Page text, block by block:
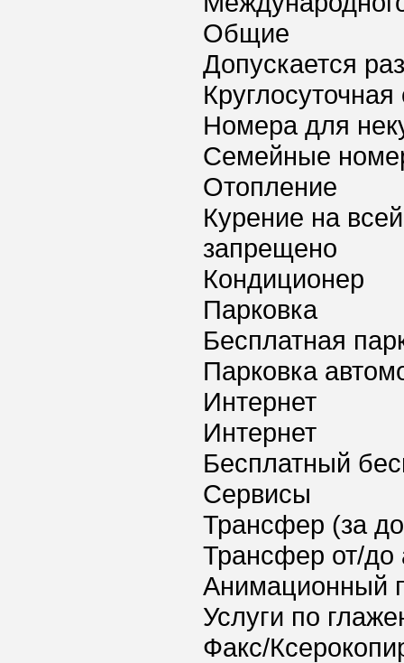
Общие
Допускается
Номера для
Семейные
Отопление
Курение на
запрещено
Кондиционер
Парковка
Бесплатная
Парковка
Интернет
Интернет
Бесплатный
Сервисы
Трансфер (за
Трансфер от/до
Анимационный
Услуги по
Факс/